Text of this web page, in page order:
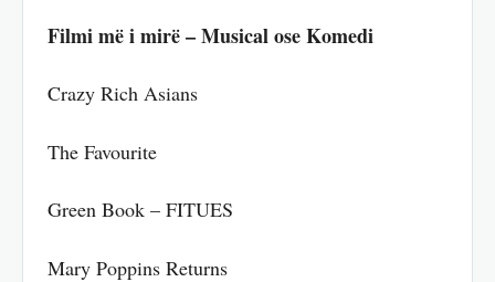
Filmi më i mirë – Musical ose Komedi
Crazy Rich Asians
The Favourite
Green Book – FITUES
Mary Poppins Returns